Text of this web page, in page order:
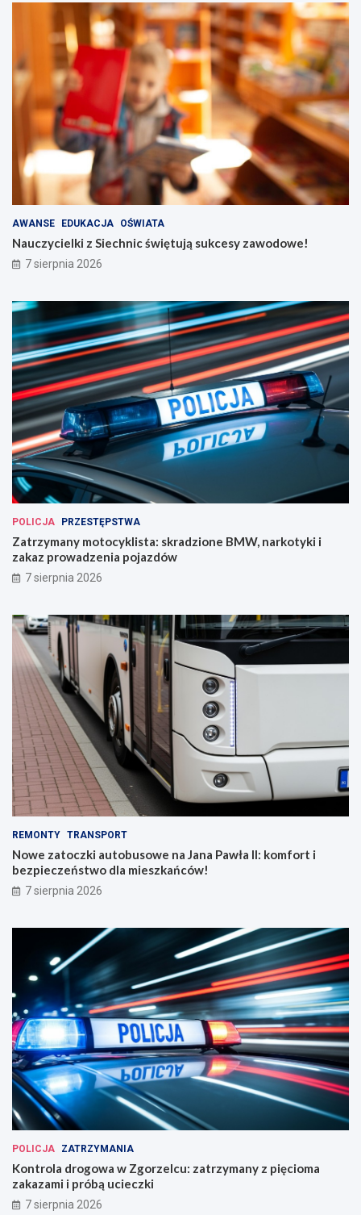
AWANSE EDUKACJA OŚWIATA
Nauczycielki z Siechnic świętują sukcesy zawodowe!
7 sierpnia 2026
POLICJA PRZESTĘPSTWA
Zatrzymany motocyklista: skradzione BMW, narkotyki i
zakaz prowadzenia pojazdów
7 sierpnia 2026
REMONTY TRANSPORT
Nowe zatoczki autobusowe na Jana Pawła II: komfort i
bezpieczeństwo dla mieszkańców!
7 sierpnia 2026
POLICJA ZATRZYMANIA
Kontrola drogowa w Zgorzelcu: zatrzymany z pięcioma
zakazami i próbą ucieczki
7 sierpnia 2026